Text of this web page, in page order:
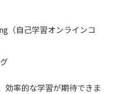
（自己学習オンラインコ
効率的な学習が期待できま